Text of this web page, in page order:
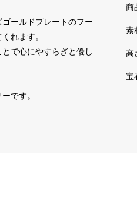
ールドプレートのフー
れます。
で心にやすらぎと優し
です。